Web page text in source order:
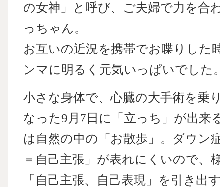
の女神」と呼び、ご夫婦で力を合
っちゃん。
お互いの近況を携帯でお喋りした
ンマに明るく元気いっぱいでした
小さな身体で、心臓の大手術を乗
なった9月7日に「立っち」が出来
は自然の中の「お散歩」。ダウン
＝自己主張」が表れにくいので、
「自己主張、自己表現」を引き出